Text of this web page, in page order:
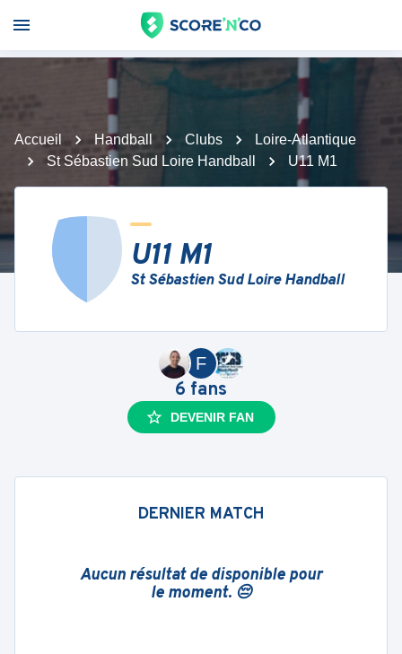
Accueil Handball Clubs
Loire-Atlantique
St Sébastien Sud Loire Handball
U11 M1
U11 M1
St Sébastien Sud Loire Handball
F
6 fans
DEVENIR FAN
DERNIER MATCH
Aucun résultat de disponible pour
le moment. 😔